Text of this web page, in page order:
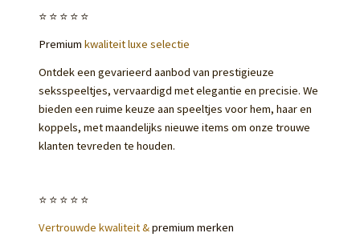
⭐️⭐️⭐️⭐️⭐️
Premium kwaliteit luxe selectie
Ontdek een gevarieerd aanbod van prestigieuze
seksspeeltjes, vervaardigd met elegantie en precisie. We
bieden een ruime keuze aan speeltjes voor hem, haar en
koppels, met maandelijks nieuwe items om onze trouwe
klanten tevreden te houden.
⭐️⭐️⭐️⭐️⭐️
Vertrouwde kwaliteit &premium merken